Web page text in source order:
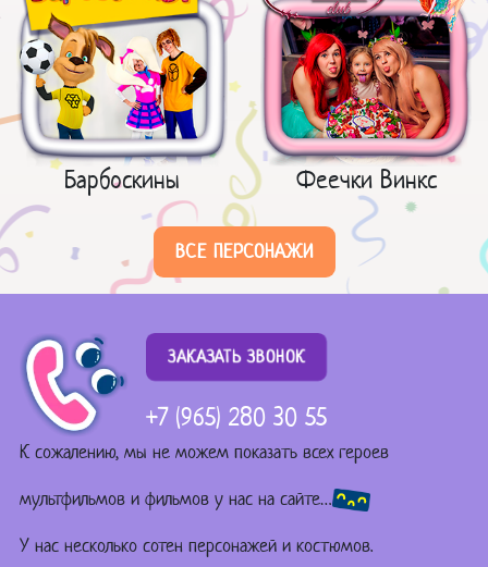
Барбоскины Феечки Винкс
ВСЕ ПЕРСОНАЖИ
ЗАКАЗАТЬ ЗВОНОК
+7 (965) 280 30 55
К сожалению, мы не можем показать всех героев
мультфильмов и фильмов у нас на сайте…
У нас несколько сотен персонажей и костюмов.